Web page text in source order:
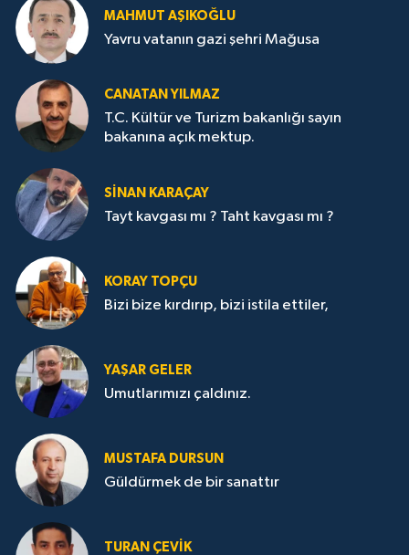
MAHMUT AŞIKOĞLU
Yavru vatanın gazi şehri Mağusa
CANATAN YILMAZ
T.C. Kültür ve Turizm bakanlığı sayın
bakanına açık mektup.
SİNAN KARAÇAY
Tayt kavgası mı ? Taht kavgası mı ?
KORAY TOPÇU
Bizi bize kırdırıp, bizi istila ettiler,
YAŞAR GELER
Umutlarımızı çaldınız.
MUSTAFA DURSUN
Güldürmek de bir sanattır
TURAN ÇEVİK